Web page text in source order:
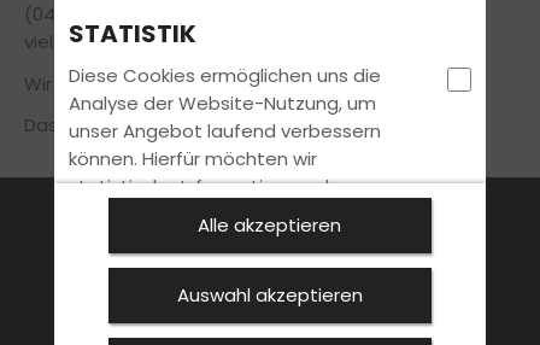
(0481/1247262 oder 0160/99166777) und spare Dir
vielleicht ein paar Fahrstunden.
Wir freuen uns auf Dich.
Das Team
FüHRERSCHEIN
ANMELDEN
KONTAKT SPECIALS
STATISTIK
Diese Cookies ermöglichen uns die
Analyse der Website-Nutzung, um
unser Angebot laufend verbessern
können. Hierfür möchten wir
statistische Informationen ohne
Personenbezug erheben.
MARKETING
Alle akzeptieren
Auswahl akzeptieren